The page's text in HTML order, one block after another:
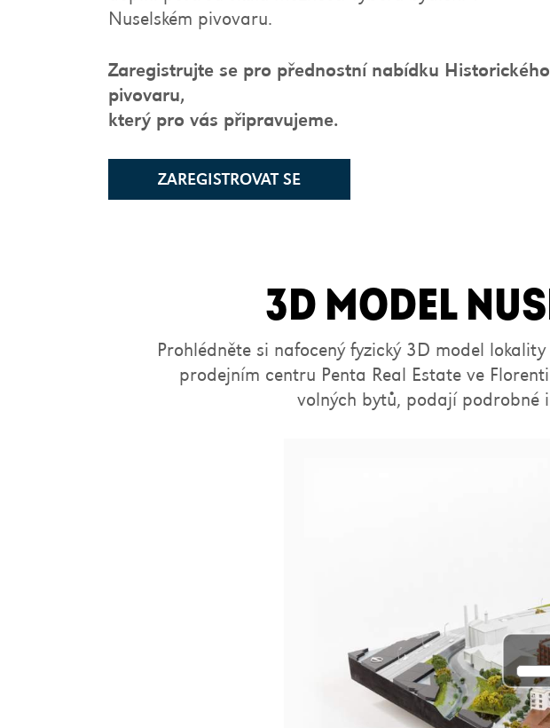
Nuselském pivovaru.
Zaregistrujte se pro přednostní nabídku Historického
pivovaru,
který pro vás připravujeme.
ZAREGISTROVAT SE
3D MODEL
Prohlédněte si nafocený fyzický 3D model
prodejním centru Penta Real Estate ve
volných bytů, podají podrobné